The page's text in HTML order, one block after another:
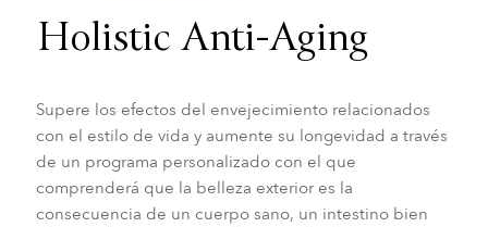
Holistic Anti-Aging
Supere los efectos del envejecimiento relacionados
con el estilo de vida y aumente su longevidad a través
de un programa personalizado con el que
comprenderá que la belleza exterior es la
consecuencia de un cuerpo sano, un intestino bien